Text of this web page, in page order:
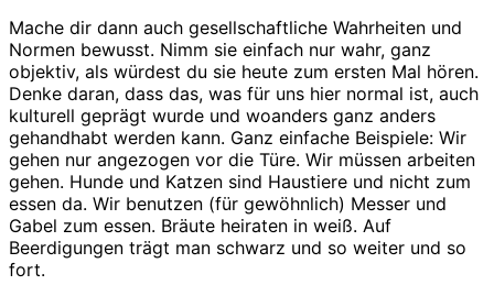
Mache dir dann auch gesellschaftliche Wahrheiten und
Normen bewusst. Nimm sie einfach nur wahr, ganz
objektiv, als würdest du sie heute zum ersten Mal hören.
Denke daran, dass das, was für uns hier normal ist, auch
kulturell geprägt wurde und woanders ganz anders
gehandhabt werden kann. Ganz einfache Beispiele: Wir
gehen nur angezogen vor die Türe. Wir müssen arbeiten
gehen. Hunde und Katzen sind Haustiere und nicht zum
essen da. Wir benutzen (für gewöhnlich) Messer und
Gabel zum essen. Bräute heiraten in weiß. Auf
Beerdigungen trägt man schwarz und so weiter und so
fort.